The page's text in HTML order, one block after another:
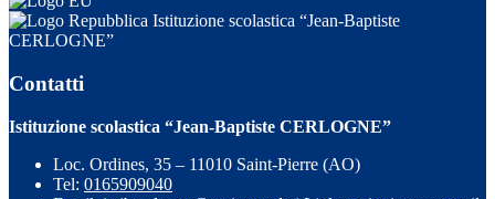
Istituzione scolastica “Jean-Baptiste
CERLOGNE”
Contatti
Istituzione scolastica “Jean-Baptiste CERLOGNE”
Loc. Ordines, 35 – 11010 Saint-Pierre (AO)
Tel: 0165909040